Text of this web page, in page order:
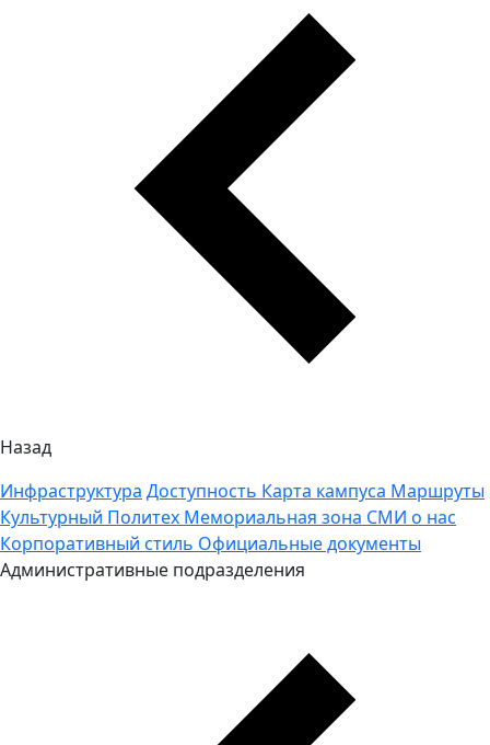
Назад
Инфраструктура Доступность Карта кампуса Маршруты
Культурный Политех Мемориальная зона СМИ о нас
Корпоративный стиль Официальные документы
Административные подразделения